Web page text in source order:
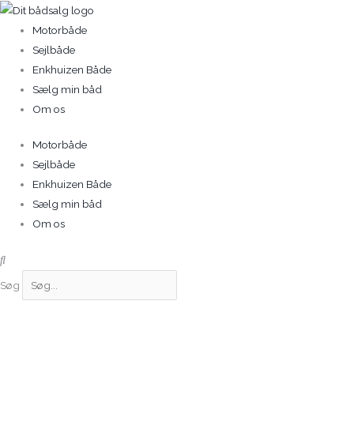
Gå
indholdet
Motorbåde
Sejlbåde
Enkhuizen Både
Sælg min båd
Om os
Motorbåde
Sejlbåde
Enkhuizen Både
Sælg min båd
Om os
Søg